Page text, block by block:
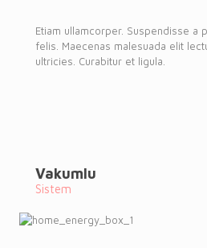
Etiam ullamcorper. Suspendisse a
felis. Maecenas malesuada elit
ultricies. Curabitur et ligula.
Vakumlu
Sistem